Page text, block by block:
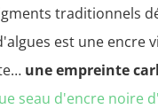
traditionnels
est une encre
une empreinte
seau d'encre noire